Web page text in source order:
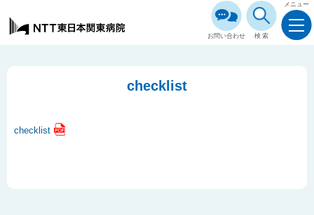
お問い合わせ 検索
メニュー
checklist
checklist